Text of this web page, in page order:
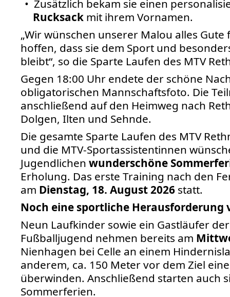
• Zusätzlich bekam sie einen
Rucksackmit ihrem Vornamen.
„Wir wünschen unserer Malou alles
hoffen, dass sie dem Sport und
bleibt“, so die Sparte Laufen des MTV
Gegen 18:00 Uhr endete der schöne
obligatorischen Mannschaftsfoto. Die
anschließend auf den Heimweg nach
Dolgen, Ilten und Sehnde.
Die gesamte Sparte Laufen des MTV
und die MTV-Sportassistentinnen
Jugendlichen wunderschöne
Erholung. Das erste Training nach den
am Dienstag, 18. August 2026 statt.
Noch eine sportliche Herausforderung
Neun Laufkinder sowie ein Gastläufer
Fußballjugend nehmen bereits am
Nienhagen bei Celle an einem
anderem, ca. 150 Meter vor dem Ziel
überwinden. Anschließend starten auch
Sommerferien.